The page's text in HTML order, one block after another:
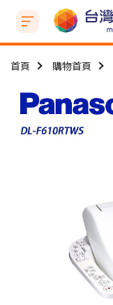
首頁 購物首頁